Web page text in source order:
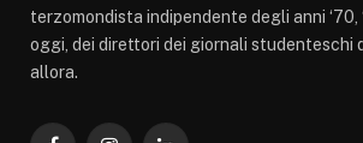
terzomondista indipendente degli anni ‘70,
oggi, dei direttori dei giornali studenteschi
allora.